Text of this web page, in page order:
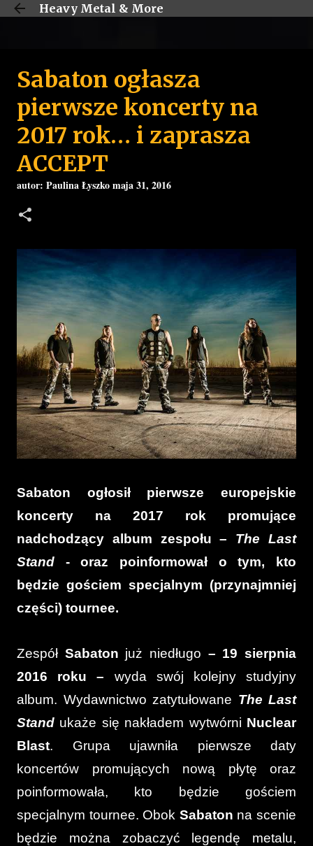
Przejdź do głównej zawartości
Heavy Metal & More
Sabaton ogłasza
pierwsze koncerty na
2017 rok… i zaprasza
ACCEPT
autor: Paulina Łyszkomaja 31, 2016
Sabaton ogłosił pierwsze europejskie
koncerty na 2017 rok promujące
nadchodzący album zespołu – The Last
Stand - oraz poinformował o tym, kto
będzie gościem specjalnym (przynajmniej
części) tournee.
Zespół Sabaton już niedługo – 19 sierpnia
2016 roku – wyda swój kolejny studyjny
album. Wydawnictwo zatytułowane The Last
Stand ukaże się nakładem wytwórni Nuclear
Blast. Grupa ujawniła pierwsze daty
koncertów promujących nową płytę oraz
poinformowała, kto będzie gościem
specjalnym tournee. Obok Sabaton na scenie
będzie można zobaczyć legendę metalu,